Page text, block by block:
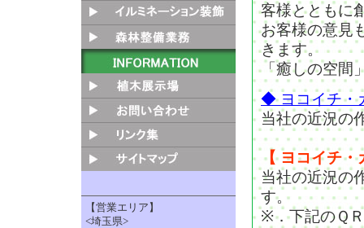
【営業エリア】
<埼玉県>
客様とともに
お客様の意見
きます。
「癒しの空間
◆ ヨコイチ・
当社の近況の
【 ヨコイチ
当社の近況の
す。
※．下記のＱ